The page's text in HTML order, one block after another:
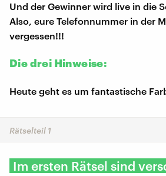
Und der Gewinner wird live in die
Also, eure Telefonnummer in der
vergessen!!!
Die drei Hinweise:
Heute geht es um fantastische
Rätselteil 1
Im ersten Rätsel sind